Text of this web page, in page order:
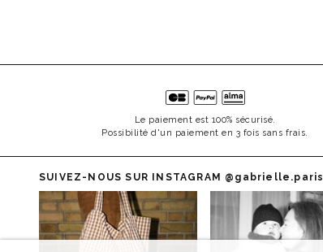
Le paiement est 100% sécurisé.
Possibilité d'un paiement en 3 fois sans frais.
SUIVEZ-NOUS SUR INSTAGRAM @gabrielle.paris